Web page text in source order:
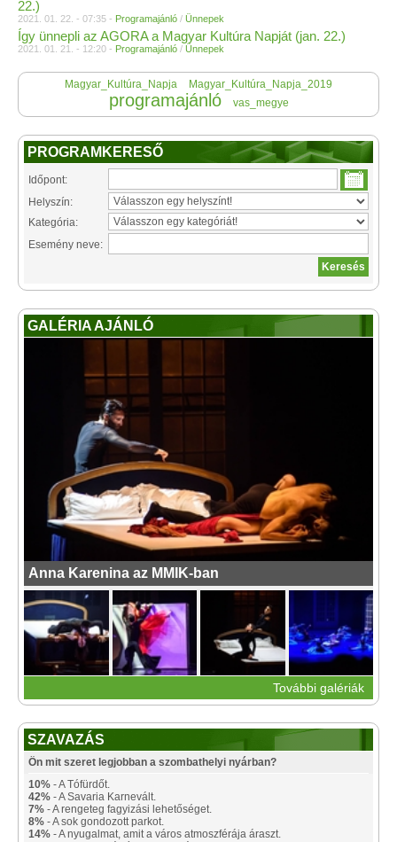
22.)
2021. 01. 22. - 07:35 - Programajánló / Ünnepek
Így ünnepli az AGORA a Magyar Kultúra Napját (jan. 22.)
2021. 01. 21. - 12:20 - Programajánló / Ünnepek
Magyar_Kultúra_Napja Magyar_Kultúra_Napja_2019
programajánló vas_megye
PROGRAMKERESŐ
Időpont:
Helyszín:
Kategória:
Esemény neve:
GALÉRIA AJÁNLÓ
Anna Karenina az MMIK-ban
További galériák
SZAVAZÁS
Ön mit szeret legjobban a szombathelyi nyárban?
10% - A Tófürdőt.
42% - A Savaria Karnevált.
7% - A rengeteg fagyizási lehetőséget.
8% - A sok gondozott parkot.
14% - A nyugalmat, amit a város atmoszférája áraszt.